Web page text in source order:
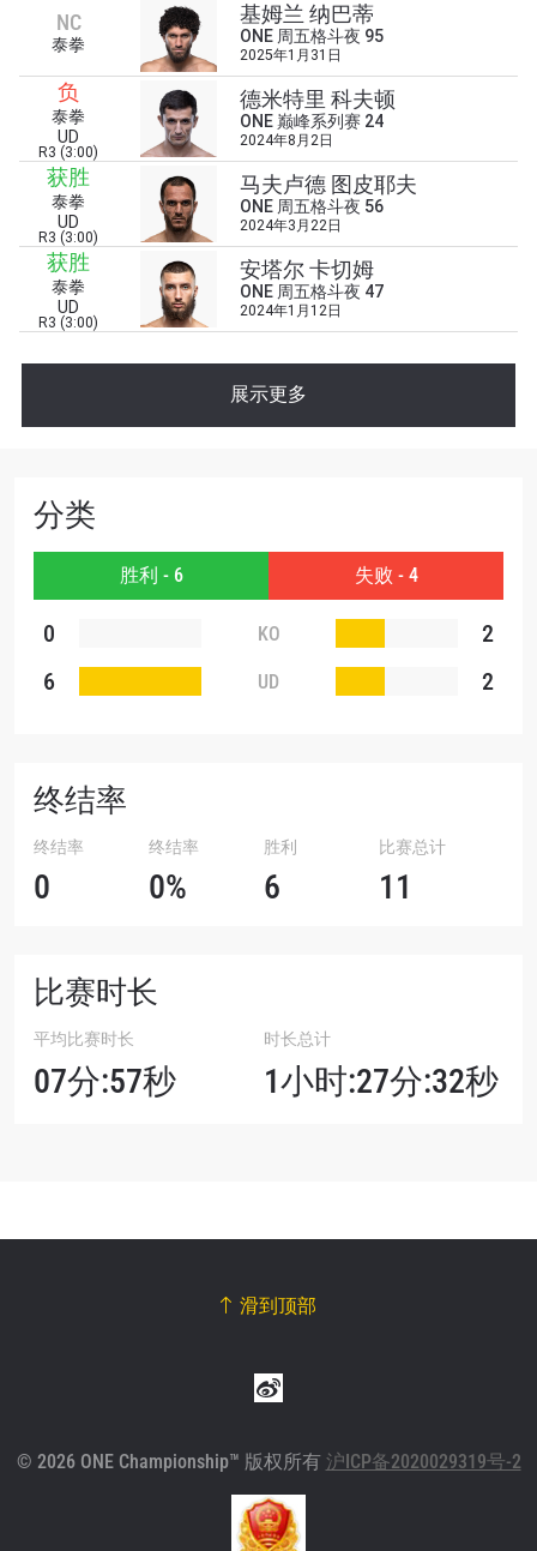
NC
泰拳
基姆兰 纳巴蒂
ONE 周五格斗夜 95
2025年1月31日
负
泰拳
UD
R3 (3:00)
德米特里 科夫顿
ONE 巅峰系列赛 24
2024年8月2日
获胜
泰拳
UD
R3 (3:00)
马夫卢德 图皮耶夫
ONE 周五格斗夜 56
2024年3月22日
获胜
泰拳
UD
R3 (3:00)
安塔尔 卡切姆
ONE 周五格斗夜 47
2024年1月12日
展示更多
分类
胜利 - 6 失败 - 4
0 KO
2
6
UD 2
终结率
终结率
0
终结率
0%
胜利
6
比赛总计
11
比赛时长
平均比赛时长
07分:57秒
时长总计
1小时:27分:32秒
滑到顶部
© 2026 ONE Championship™ 版权所有 沪ICP备2020029319号-2
查看集锦
浏览了解更多
在任何地域观看ONE冠军赛，现在注册获得权限了
解最新资讯、解锁特别福利以及优先机遇获得直播
场次的最佳座位！
邮箱
名字
订阅